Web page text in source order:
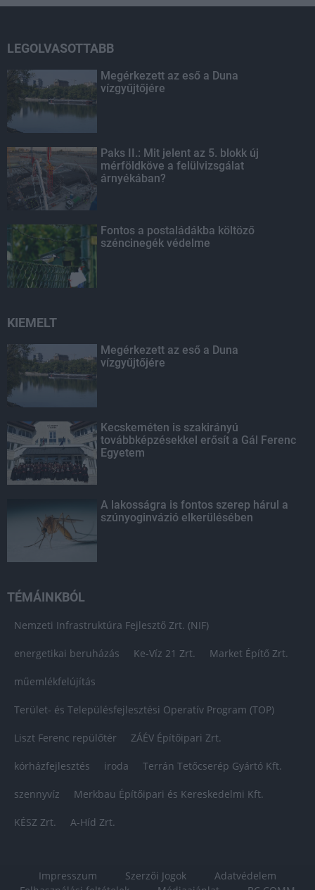
LEGOLVASOTTABB
Megérkezett az eső a Duna
vízgyűjtőjére
Paks II.: Mit jelent az 5. blokk új
mérföldköve a felülvizsgálat
árnyékában?
Fontos a postaládákba költöző
széncinegék védelme
KIEMELT
Megérkezett az eső a Duna
vízgyűjtőjére
Kecskeméten is szakirányú
továbbképzésekkel erősít a Gál Ferenc
Egyetem
A lakosságra is fontos szerep hárul a
szúnyoginvázió elkerülésében
TÉMÁINKBÓL
Nemzeti Infrastruktúra Fejlesztő Zrt. (NIF)
energetikai beruházás Ke-Víz 21 Zrt. Market Építő Zrt.
műemlékfelújítás
Terület- és Településfejlesztési Operatív Program (TOP)
Liszt Ferenc repülőtér ZÁÉV Építőipari Zrt.
kórházfejlesztés iroda Terrán Tetőcserép Gyártó Kft.
szennyvíz Merkbau Építőipari és Kereskedelmi Kft.
KÉSZ Zrt. A-Híd Zrt.
Impresszum Szerzői Jogok
Adatvédelem